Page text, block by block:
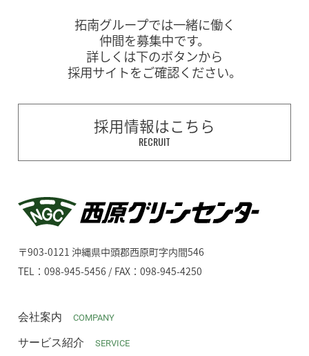
拓南グループでは一緒に働く
仲間を募集中です。
詳しくは下のボタンから
採用サイトをご確認ください。
採用情報はこちら
RECRUIT
〒903-0121 沖縄県中頭郡西原町字内間546
TEL：098-945-5456 / FAX：098-945-4250
会社案内 COMPANY
サービス紹介 SERVICE